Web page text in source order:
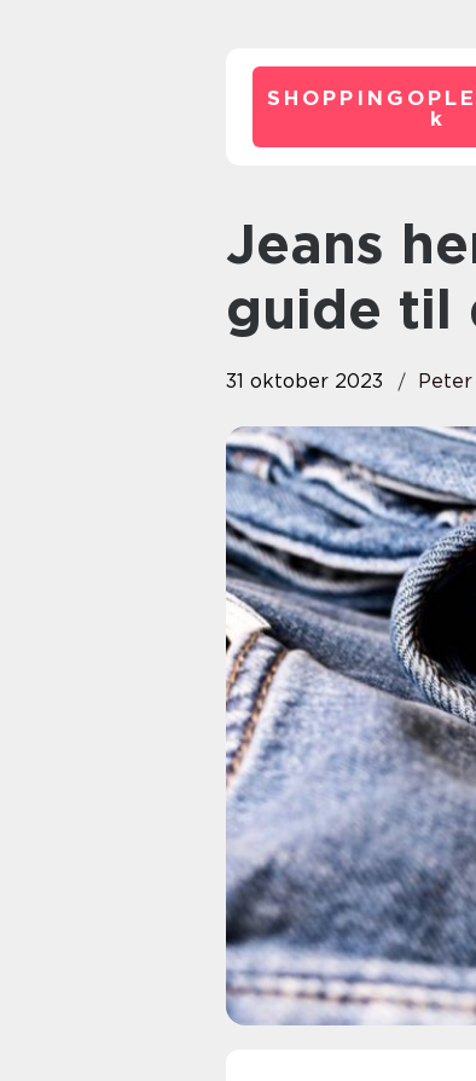
k
Jeans herre: Den ultimative
guide til
31 oktober 2023